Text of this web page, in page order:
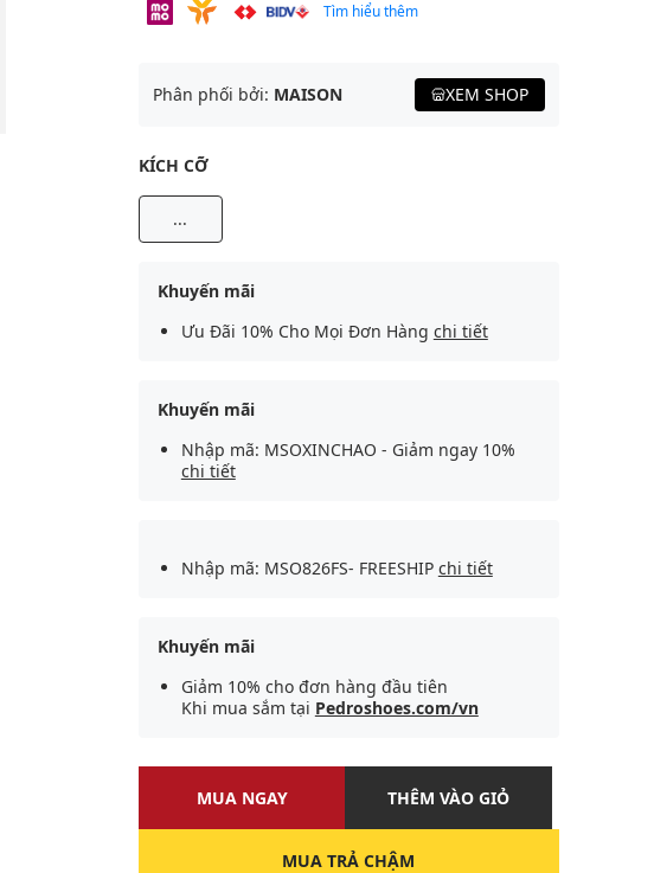
Tìm hiểu thêm
Phân phối bởi: MAISON XEM SHOP
KÍCH CỠ
...
Khuyến mãi
Ưu Đãi 10% Cho Mọi Đơn Hàng chi tiết
Khuyến mãi
Nhập mã: MSOXINCHAO - Giảm ngay 10%
chi tiết
Nhập mã: MSO826FS- FREESHIP chi tiết
Khuyến mãi
Giảm 10% cho đơn hàng đầu tiên
Khi mua sắm tại Pedroshoes.com/vn
MUA NGAY THÊM VÀO GIỎ
MUA TRẢ CHẬM